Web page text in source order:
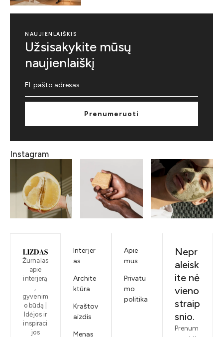
NAUJIENLAIŠKIS
Užsisakykite mūsų
naujienlaiškį
Prenumeruoti
Instagram
Žurnalas
apie
interjerą
,
gyvenim
o būdą |
Idėjos ir
inspiraci
jos
Interjer
as
Archite
ktūra
Kraštov
aizdis
Menas
Apie
mus
Privatu
mo
politika
Nepr
aleisk
ite nė
vieno
straip
snio.
Prenum